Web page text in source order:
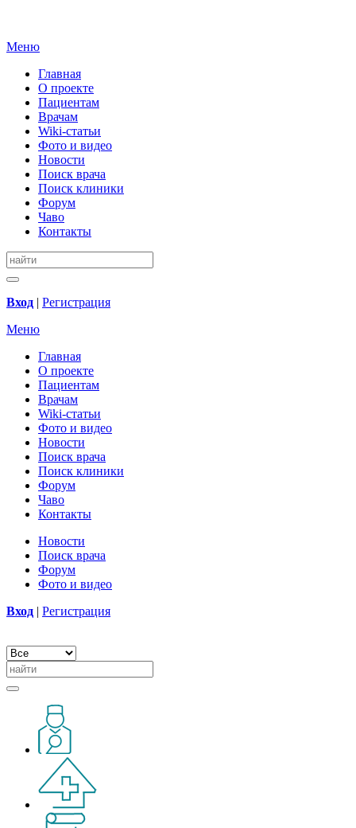
Меню
Главная
О проекте
Пациентам
Врачам
Wiki-статьи
Фото и видео
Новости
Поиск врача
Поиск клиники
Форум
Чаво
Контакты
Вход | Регистрация
Меню
Главная
О проекте
Пациентам
Врачам
Wiki-статьи
Фото и видео
Новости
Поиск врача
Поиск клиники
Форум
Чаво
Контакты
Новости
Поиск врача
Форум
Фото и видео
Вход | Регистрация